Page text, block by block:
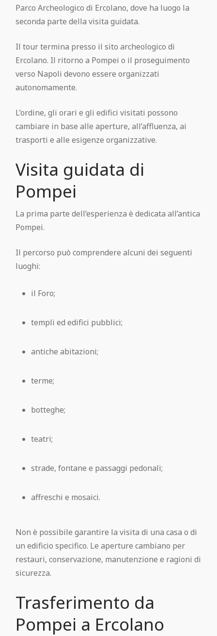
Parco Archeologico di Ercolano, dove ha luogo la
seconda parte della visita guidata.
Il tour termina presso il sito archeologico di
Ercolano. Il ritorno a Pompei o il proseguimento
verso Napoli devono essere organizzati
autonomamente.
L’ordine, gli orari e gli edifici visitati possono
cambiare in base alle aperture, all’affluenza, ai
trasporti e alle esigenze organizzative.
Visita guidata di
Pompei
La prima parte dell’esperienza è dedicata all’antica
Pompei.
Il percorso può comprendere alcuni dei seguenti
luoghi:
il Foro;
templi ed edifici pubblici;
antiche abitazioni;
terme;
botteghe;
teatri;
strade, fontane e passaggi pedonali;
affreschi e mosaici.
Non è possibile garantire la visita di una casa o di
un edificio specifico. Le aperture cambiano per
restauri, conservazione, manutenzione e ragioni di
sicurezza.
Trasferimento da
Pompei a Ercolano